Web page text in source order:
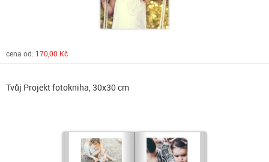
cena od: 170,00 Kč
Tvůj Projekt fotokniha, 30x30 cm